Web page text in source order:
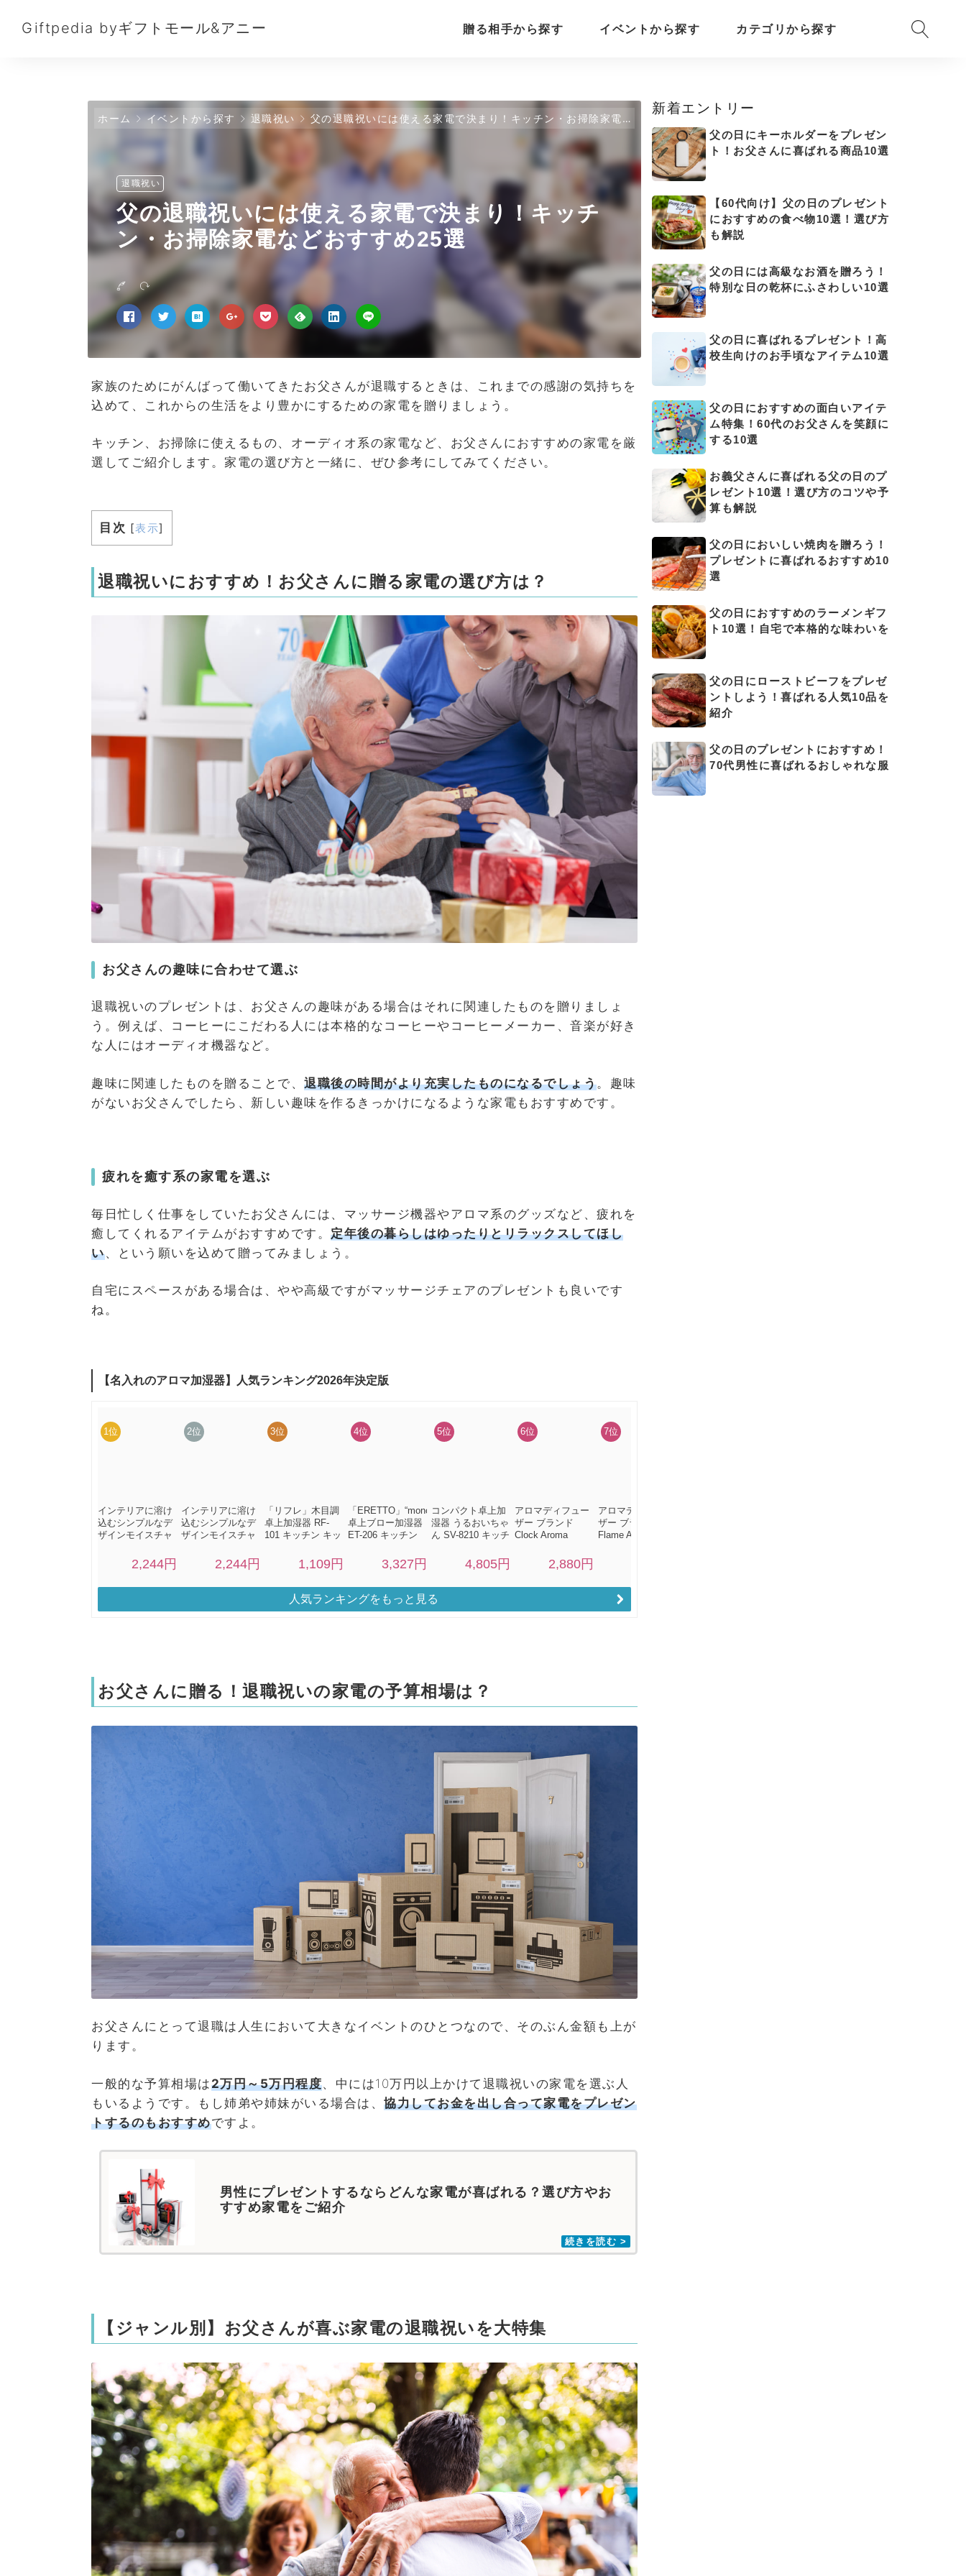
Giftpedia byギフトモール&アニー 贈る相手から探す イベントから探す カテゴリから探す
ホーム イベントから探す 退職祝い 父の退職祝いには使える家電で決まり！キッチン・お掃除家電などおすすめ25選
退職祝い
父の退職祝いには使える家電で決まり！キッチ
ン・お掃除家電などおすすめ25選
家族のためにがんばって働いてきたお父さんが退職するときは、これまでの感謝の気持ちを
込めて、これからの生活をより豊かにするための家電を贈りましょう。
キッチン、お掃除に使えるもの、オーディオ系の家電など、お父さんにおすすめの家電を厳
選してご紹介します。家電の選び方と一緒に、ぜひ参考にしてみてください。
目次 [表示]
退職祝いにおすすめ！お父さんに贈る家電の選び方は？
お父さんの趣味に合わせて選ぶ
退職祝いのプレゼントは、お父さんの趣味がある場合はそれに関連したものを贈りましょ
う。例えば、コーヒーにこだわる人には本格的なコーヒーやコーヒーメーカー、音楽が好き
な人にはオーディオ機器など。
趣味に関連したものを贈ることで、 退職後の時間がより充実したものになるでしょう。趣味
がないお父さんでしたら、新しい趣味を作るきっかけになるような家電もおすすめです。
疲れを癒す系の家電を選ぶ
毎日忙しく仕事をしていたお父さんには、マッサージ機器やアロマ系のグッズなど、疲れを
癒してくれるアイテムがおすすめです。 定年後の暮らしはゆったりとリラックスしてほし
い、という願いを込めて贈ってみましょう。
自宅にスペースがある場合は、やや高級ですがマッサージチェアのプレゼントも良いです
ね。
人気ランキングをもっと見る
お父さんに贈る！退職祝いの家電の予算相場は？
お父さんにとって退職は人生において大きなイベントのひとつなので、そのぶん金額も上が
ります。
一般的な予算相場は2万円～5万円程度、中には10万円以上かけて退職祝いの家電を選ぶ人
もいるようです。もし姉弟や姉妹がいる場合は、 協力してお金を出し合って家電をプレゼン
トするのもおすすめですよ。
男性にプレゼントするならどんな家電が喜ばれる？選び方やお
すすめ家電をご紹介
【ジャンル別】お父さんが喜ぶ家電の退職祝いを大特集
新着エントリー
父の日にキーホルダーをプレゼン
ト！お父さんに喜ばれる商品10選
【60代向け】父の日のプレゼント
におすすめの食べ物10選！選び方
も解説
父の日には高級なお酒を贈ろう！
特別な日の乾杯にふさわしい10選
父の日に喜ばれるプレゼント！高
校生向けのお手頃なアイテム10選
父の日におすすめの面白いアイテ
ム特集！60代のお父さんを笑顔に
する10選
お義父さんに喜ばれる父の日のプ
レゼント10選！選び方のコツや予
算も解説
父の日においしい焼肉を贈ろう！
プレゼントに喜ばれるおすすめ10
選
父の日におすすめのラーメンギフ
ト10選！自宅で本格的な味わいを
父の日にローストビーフをプレゼ
ントしよう！喜ばれる人気10品を
紹介
父の日のプレゼントにおすすめ！
70代男性に喜ばれるおしゃれな服